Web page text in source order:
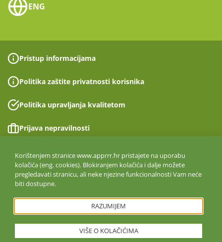
ENG
Pristup informacijama
Politika zaštite privatnosti korisnika
Politika upravljanja kvalitetom
Prijava nepravilnosti
Izjava o pristupačnosti
Politika informacijske sigurnosti
ISO 27001:2022
Copyright © 2026. Agencija za plaćanja u poljoprivredi, ribarstvu i
Korištenjem stranice www.apprrr.hr pristajete na uporabu
kolačića (eng. cookies). Blokiranjem kolačića i dalje možete
pregledavati stranicu, ali neke njezine funkcionalnosti Vam neće
biti dostupne.
RAZUMIJEM
VIŠE O KOLAČIĆIMA